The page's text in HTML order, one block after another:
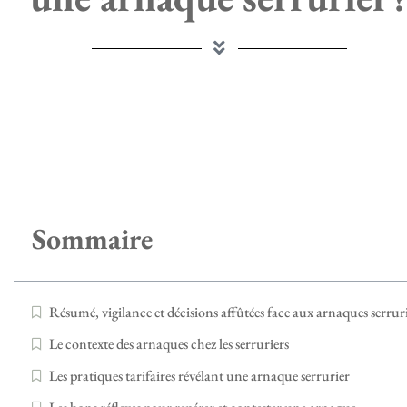
Sommaire
Résumé, vigilance et décisions affûtées face aux arnaques
Le contexte des arnaques chez les serruriers
Les pratiques tarifaires révélant une arnaque serrurier